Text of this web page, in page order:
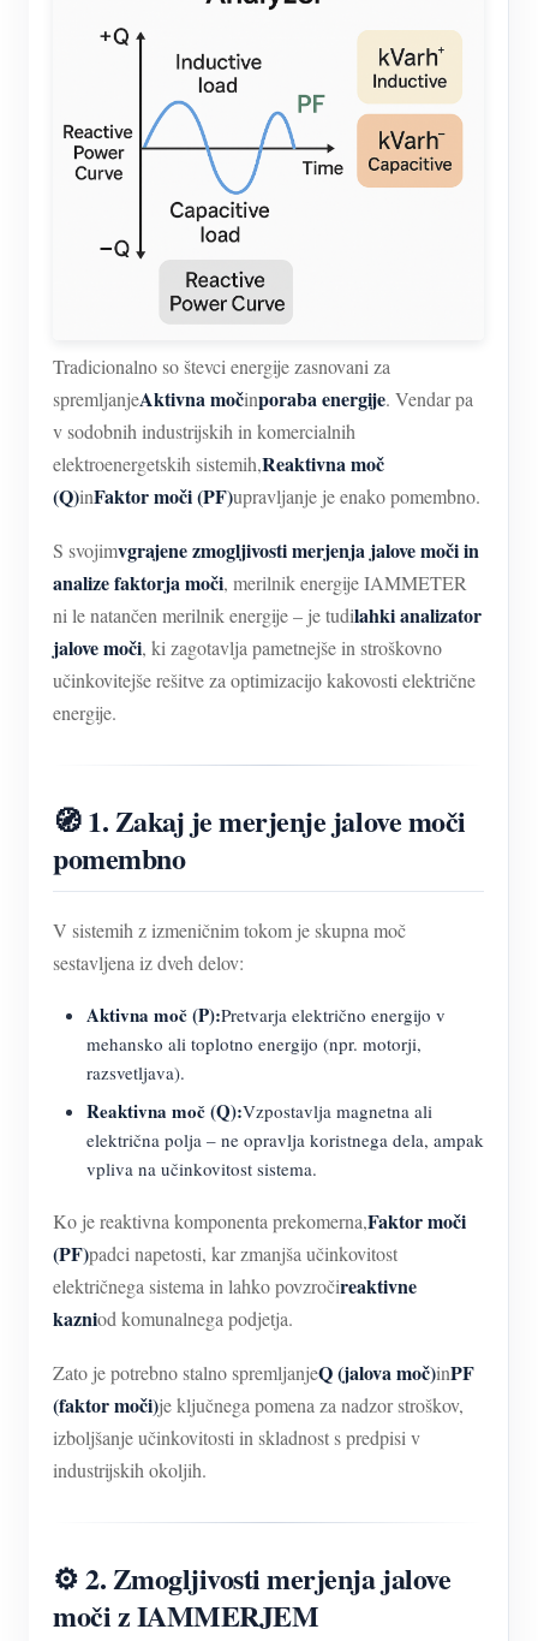
Simulator IAMMETER
Virtualni merilnik
Sistem za napovedovanje in simulacijo energije
Aplikacije
Monitor energije solarnega PV sistema
Monitor porabe električne energije
Nadzorni sistem PV grelnika
Tovarniški energetski nadzor
Trgovina
Viri
Hitri začetek izdelka
Vadnica Video
pogosta vprašanja
Novice
Skupnost
Raziščite
Program nagrajevanja
Kontakt
O nas
Tradicionalno so števci energije zasnovani za
spremljanjeAktivna močinporaba energije. Vendar pa
v sodobnih industrijskih in komercialnih
elektroenergetskih sistemih,Reaktivna moč
(Q)inFaktor moči (PF)upravljanje je enako pomembno.
S svojimvgrajene zmogljivosti merjenja jalove moči in
analize faktorja moči, merilnik energije IAMMETER
ni le natančen merilnik energije – je tudilahki analizator
jalove moči, ki zagotavlja pametnejše in stroškovno
učinkovitejše rešitve za optimizacijo kakovosti električne
energije.
🧭 1. Zakaj je merjenje jalove moči
pomembno
V sistemih z izmeničnim tokom je skupna moč
sestavljena iz dveh delov:
Aktivna moč (P):Pretvarja električno energijo v
mehansko ali toplotno energijo (npr. motorji,
razsvetljava).
Reaktivna moč (Q):Vzpostavlja magnetna ali
električna polja – ne opravlja koristnega dela, ampak
vpliva na učinkovitost sistema.
Ko je reaktivna komponenta prekomerna,Faktor moči
(PF)padci napetosti, kar zmanjša učinkovitost
električnega sistema in lahko povzročireaktivne
kazniod komunalnega podjetja.
Zato je potrebno stalno spremljanjeQ (jalova moč)inPF
(faktor moči)je ključnega pomena za nadzor stroškov,
izboljšanje učinkovitosti in skladnost s predpisi v
industrijskih okoljih.
⚙️ 2. Zmogljivosti merjenja jalove
moči z IAMMERJEM